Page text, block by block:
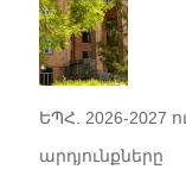
ԵՊՀ. 2026-2027
արդյունքները